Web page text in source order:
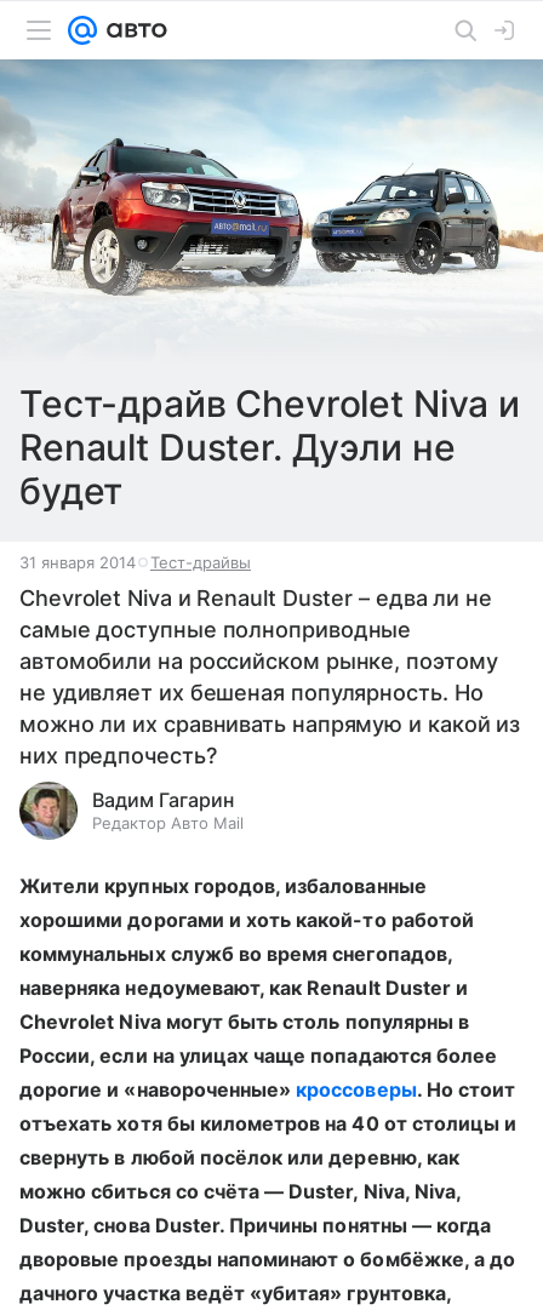
Тест-драйв Chevrolet Niva и
Renault Duster. Дуэли не
будет
31 января 2014 Тест-драйвы
Chevrolet Niva и Renault Duster – едва ли не
самые доступные полноприводные
автомобили на российском рынке, поэтому
не удивляет их бешеная популярность. Но
можно ли их сравнивать напрямую и какой из
них предпочесть?
Вадим Гагарин
Редактор Авто Mail
Жители крупных городов, избалованные
хорошими дорогами и хоть какой-то работой
коммунальных служб во время снегопадов,
наверняка недоумевают, как Renault Duster и
Chevrolet Niva могут быть столь популярны в
России, если на улицах чаще попадаются более
дорогие и «навороченные» кроссоверы. Но стоит
отъехать хотя бы километров на 40 от столицы и
свернуть в любой посёлок или деревню, как
можно сбиться со счёта — Duster, Niva, Niva,
Duster, снова Duster. Причины понятны — когда
дворовые проезды напоминают о бомбёжке, а до
дачного участка ведёт «убитая» грунтовка,